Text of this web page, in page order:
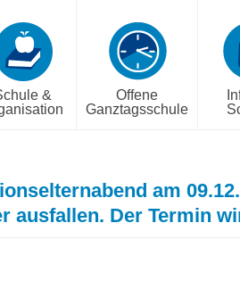
&
Offene
Ganztagsschule
am
ausfallen. Der Termin